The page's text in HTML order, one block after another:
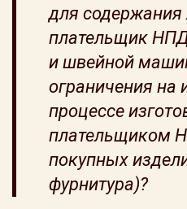
для
плательщик
и швейной
ограничения на
процессе
плательщиком
покупных
фурнитура)?